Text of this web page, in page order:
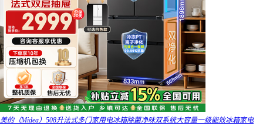
美的（Midea）508升法式多门家用电冰箱除菌净味双系统大容量一级能效冰箱家电